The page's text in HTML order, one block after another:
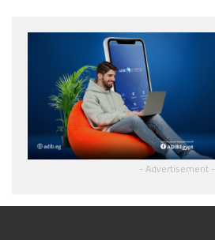
- Advertisement -